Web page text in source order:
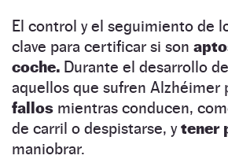
El control y el seguimiento de
clave para certificar si son
coche. Durante el desarrollo
aquellos que sufren Alzhéimer
fallos mientras conducen,
de carril o despistarse, ytener
maniobrar.